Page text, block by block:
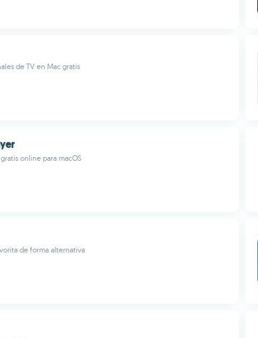
de TV en Mac gratis
online para macOS
de forma alternativa